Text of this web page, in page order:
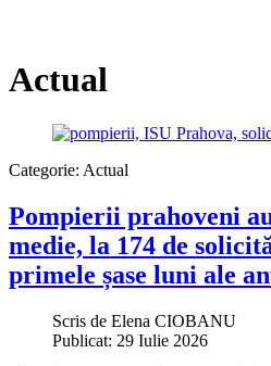
Actual
Categorie: Actual
Pompierii prahoveni
medie, la 174 de
primele șase luni ale
Scris de Elena CIOBANU
Publicat: 29 Iulie 2026